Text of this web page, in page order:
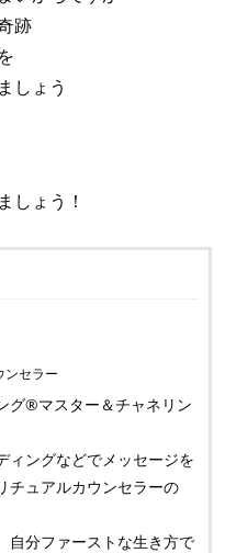
跡
しょう
しょう！
ンセラー
グ®マスター＆チャネリン
ィングなどでメッセージを
チュアルカウンセラーの
自分ファーストな生き方で